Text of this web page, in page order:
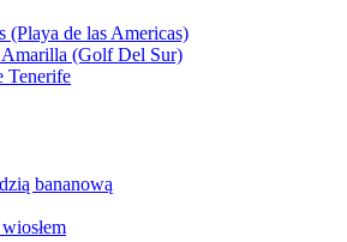
(Playa de las Americas)
(Golf Del Sur)
Tenerife
bananową